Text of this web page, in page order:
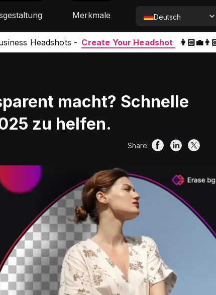
Merkmale Deutsch
Headshots - Create Your Headshot
macht? Schnelle
zu helfen.
Share: